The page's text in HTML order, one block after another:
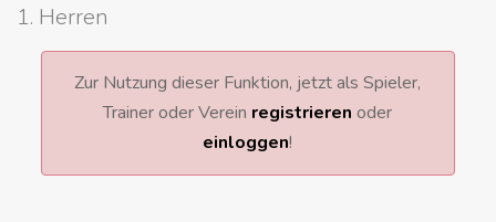
1. Herren
Zur Nutzung dieser Funktion, jetzt als Spieler,
Trainer oder Verein registrieren oder
einloggen!